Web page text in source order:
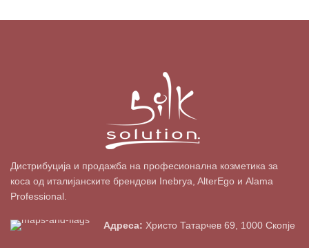
Дистрибуција и продажба на професионална козметика за
коса од италијанските брендови Inebrya, AlterEgo и Alama
Professional.
Адреса: Христо Татарчев 69, 1000 Скопје